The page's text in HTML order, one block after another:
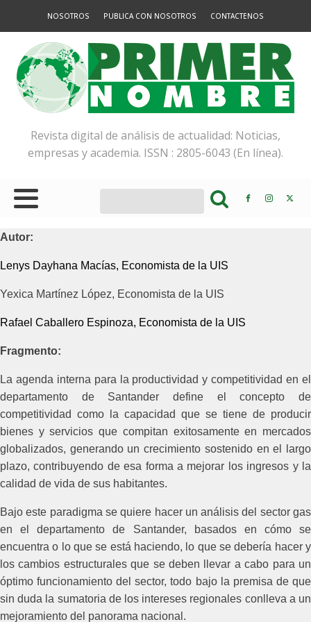
NOSOTROS PUBLICA CON NOSOTROS CONTACTENOS
Revista digital de análisis de actualidad: Noticias,
empresas y academia. ISSN : 2805-6043 (En línea).
Autor:
Lenys Dayhana Macías, Economista de la UIS
Yexica Martínez López, Economista de la UIS
Rafael Caballero Espinoza, Economista de la UIS
Fragmento:
La agenda interna para la productividad y competitividad en el
departamento de Santander define el concepto de
competitividad como la capacidad que se tiene de producir
bienes y servicios que compitan exitosamente en mercados
globalizados, generando un crecimiento sostenido en el largo
plazo, contribuyendo de esa forma a mejorar los ingresos y la
calidad de vida de sus habitantes.
Bajo este paradigma se quiere hacer un análisis del sector gas
en el departamento de Santander, basados en cómo se
encuentra o lo que se está haciendo, lo que se debería hacer y
los cambios estructurales que se deben llevar a cabo para un
óptimo funcionamiento del sector, todo bajo la premisa de que
sin duda la sumatoria de los intereses regionales conlleva a un
mejoramiento del panorama nacional.